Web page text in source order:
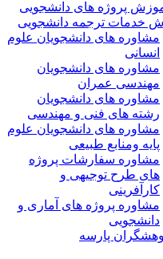
پروژه های دانشجویی
خدمات ترجمه دانشجویی
مشاوره های دانشجویان علوم
انسانی
مشاوره های دانشجویان
مهندسی عمران
مشاوره های دانشجویان
رشته های فنی و مهندسی
مشاوره های دانشجویان علوم
پایه ومنابع طبیعی
مشاوره سفارشات پروژه
های طرح توجیهی و
کارآفرینی
مشاوره پروژه های آماری و
دانشجویی
پارسه